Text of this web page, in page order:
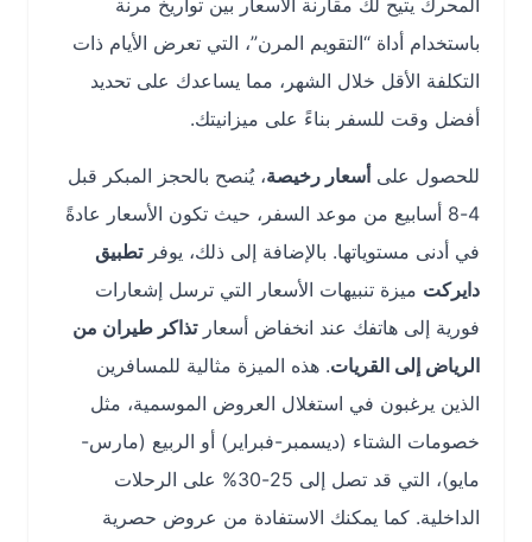
المحرك يتيح لك مقارنة الأسعار بين تواريخ مرنة
باستخدام أداة “التقويم المرن”، التي تعرض الأيام ذات
التكلفة الأقل خلال الشهر، مما يساعدك على تحديد
أفضل وقت للسفر بناءً على ميزانيتك.
للحصول علىأسعار رخيصة ، يُنصح بالحجز المبكر قبل
4-8 أسابيع من موعد السفر، حيث تكون الأسعار عادةً
في أدنى مستوياتها. بالإضافة إلى ذلك، يوفر تطبيق
دايركتميزة تنبيهات الأسعار التي ترسل إشعارات
فورية إلى هاتفك عند انخفاض أسعارتذاكر طيران من
الرياض إلى القريات. هذه الميزة مثالية للمسافرين
الذين يرغبون في استغلال العروض الموسمية، مثل
خصومات الشتاء (ديسمبر-فبراير) أو الربيع (مارس-
مايو)، التي قد تصل إلى 25-30% على الرحلات
الداخلية. كما يمكنك الاستفادة من عروض حصرية